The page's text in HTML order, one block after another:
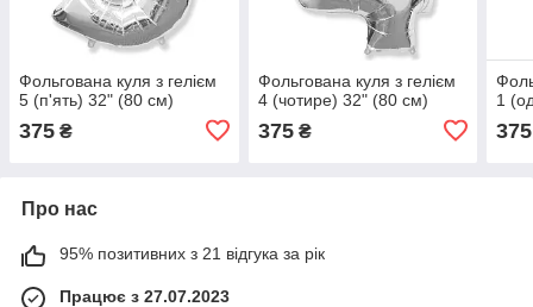
Фольгована куля з гелієм
5 (п'ять) 32" (80 см)
375 ₴
Фольгована куля з гелієм
4 (чотире) 32" (80 см)
375₴
1
375
Про нас
95% позитивних з 21 відгука за рік
Працює з 27.07.2023